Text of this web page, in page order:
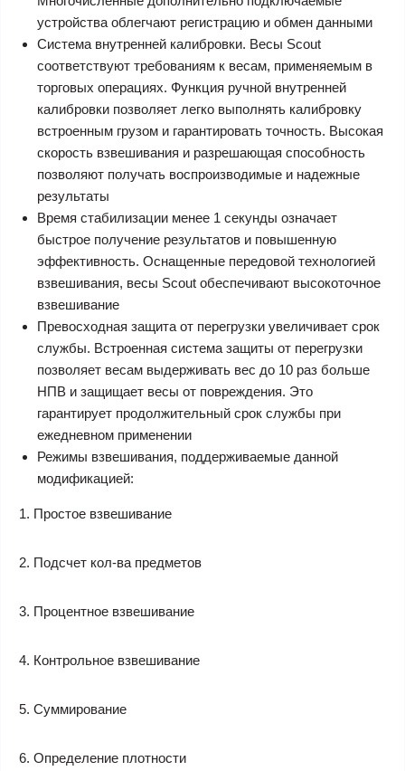
устройства облегчают регистрацию и обмен данными
Система внутренней калибровки. Весы Scout
соответствуют требованиям к весам, применяемым в
торговых операциях. Функция ручной внутренней
калибровки позволяет легко выполнять калибровку
встроенным грузом и гарантировать точность. Высокая
скорость взвешивания и разрешающая способность
позволяют получать воспроизводимые и надежные
результаты
Время стабилизации менее 1 секунды означает
быстрое получение результатов и повышенную
эффективность. Оснащенные передовой технологией
взвешивания, весы Scout обеспечивают высокоточное
взвешивание
Превосходная защита от перегрузки увеличивает срок
службы. Встроенная система защиты от перегрузки
позволяет весам выдерживать вес до 10 раз больше
НПВ и защищает весы от повреждения. Это
гарантирует продолжительный срок службы при
ежедневном применении
Режимы взвешивания, поддерживаемые данной
модификацией:
1. Простое взвешивание
2. Подсчет кол-ва предметов
3. Процентное взвешивание
4. Контрольное взвешивание
5. Суммирование
6. Определение плотности